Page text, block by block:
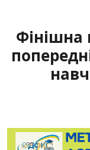
Фінішна